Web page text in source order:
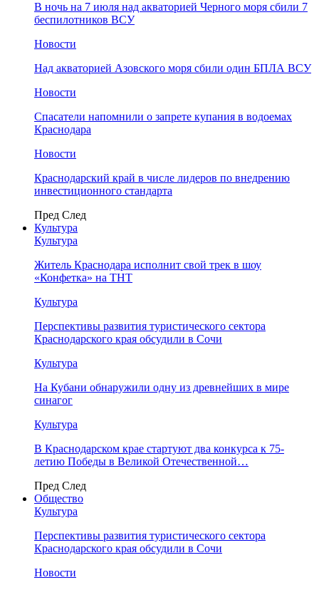
В ночь на 7 июля над акваторией Черного моря сбили 7
беспилотников ВСУ
Новости
Над акваторией Азовского моря сбили один БПЛА ВСУ
Новости
Спасатели напомнили о запрете купания в водоемах
Краснодара
Новости
Краснодарский край в числе лидеров по внедрению
инвестиционного стандарта
Пред След
Культура
Культура
Житель Краснодара исполнит свой трек в шоу
«Конфетка» на ТНТ
Культура
Перспективы развития туристического сектора
Краснодарского края обсудили в Сочи
Культура
На Кубани обнаружили одну из древнейших в мире
синагог
Культура
В Краснодарском крае стартуют два конкурса к 75-
летию Победы в Великой Отечественной…
Пред След
Общество
Культура
Перспективы развития туристического сектора
Краснодарского края обсудили в Сочи
Новости